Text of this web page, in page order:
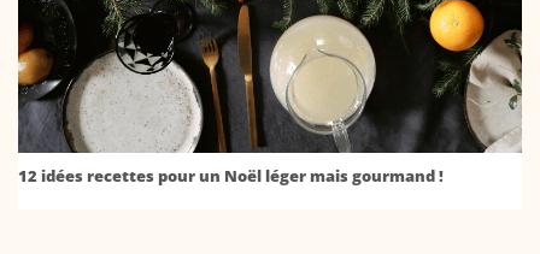
12 idées recettes pour un Noël léger mais gourmand !